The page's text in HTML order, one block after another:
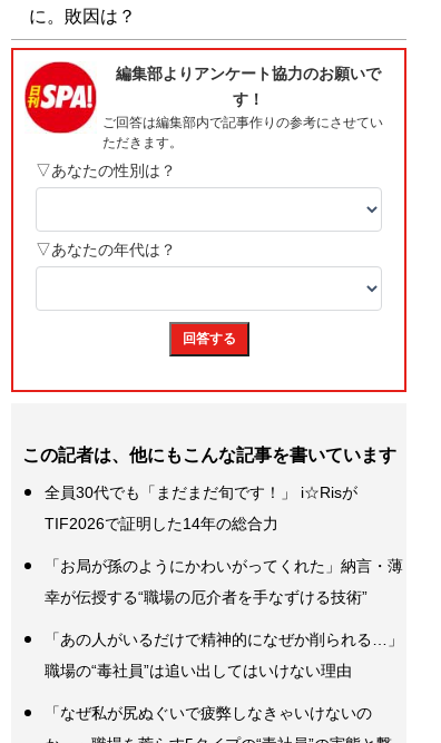
に。敗因は？
この記者は、他にもこんな記事を書いています
全員30代でも「まだまだ旬です！」 i☆Risが
TIF2026で証明した14年の総合力
「お局が孫のようにかわいがってくれた」納言・薄
幸が伝授する“職場の厄介者を手なずける技術”
「あの人がいるだけで精神的になぜか削られる…」
職場の“毒社員”は追い出してはいけない理由
「なぜ私が尻ぬぐいで疲弊しなきゃいけないの